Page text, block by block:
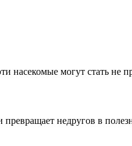
насекомые могут стать не
превращает недругов в